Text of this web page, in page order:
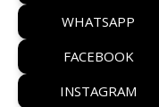
WHATSAPP
FACEBOOK
INSTAGRAM